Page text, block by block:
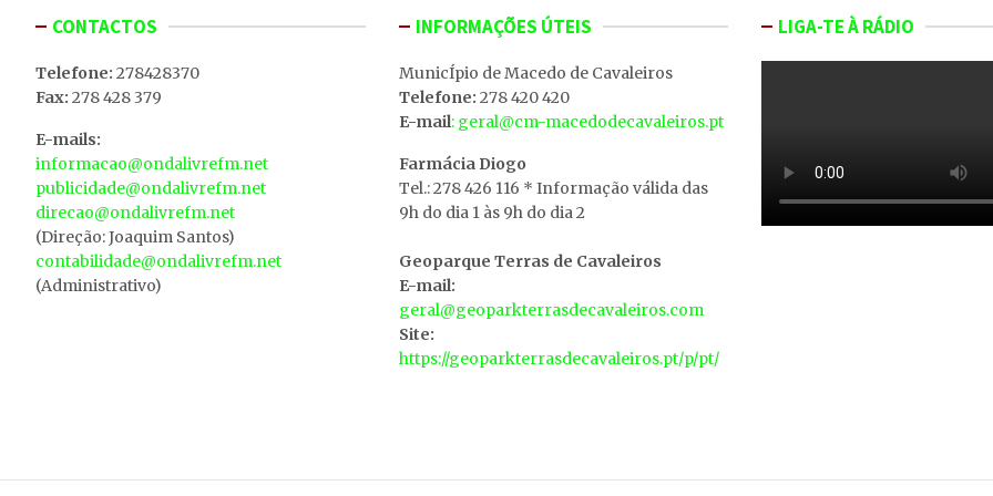
CONTACTOS
Telefone: 278428370
Fax: 278 428 379
E-mails:
informacao@ondalivrefm.net
publicidade@ondalivrefm.net
direcao@ondalivrefm.net
(Direção: Joaquim Santos)
contabilidade@ondalivrefm.net
(Administrativo)
INFORMAÇÕES ÚTEIS
MunicÍpio de Macedo de Cavaleiros
Telefone: 278 420 420
E-mail: geral@cm-macedodecavaleiros.pt
Farmácia Diogo
Tel.: 278 426 116 * Informação válida das
9h do dia 1 às 9h do dia 2
Geoparque Terras de Cavaleiros
E-mail:
geral@geoparkterrasdecavaleiros.com
Site:
https://geoparkterrasdecavaleiros.pt/p/pt/
LIGA-TE À RÁDIO